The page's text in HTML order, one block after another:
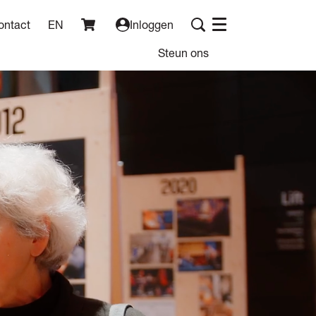
EN Inloggen
Steun ons
Menu